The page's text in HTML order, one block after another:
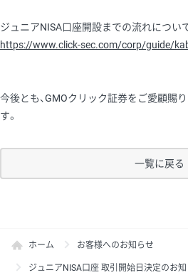
ジュニアNISA口座開設までの流れについ
https://www.click-sec.com/corp/guide/
今後とも、GMOクリック証券をご愛顧賜
す。
一覧に戻る
ホーム お客様へのお知らせ
ジュニアNISA口座 取引開始日決定のお知